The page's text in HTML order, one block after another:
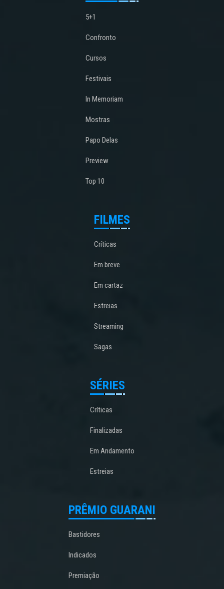
5+1
Confronto
Cursos
Festivais
In Memoriam
Mostras
Papo Delas
Preview
Top 10
FILMES
Críticas
Em breve
Em cartaz
Estreias
Streaming
Sagas
SÉRIES
Críticas
Finalizadas
Em Andamento
Estreias
PRÊMIO GUARANI
Bastidores
Indicados
Premiação